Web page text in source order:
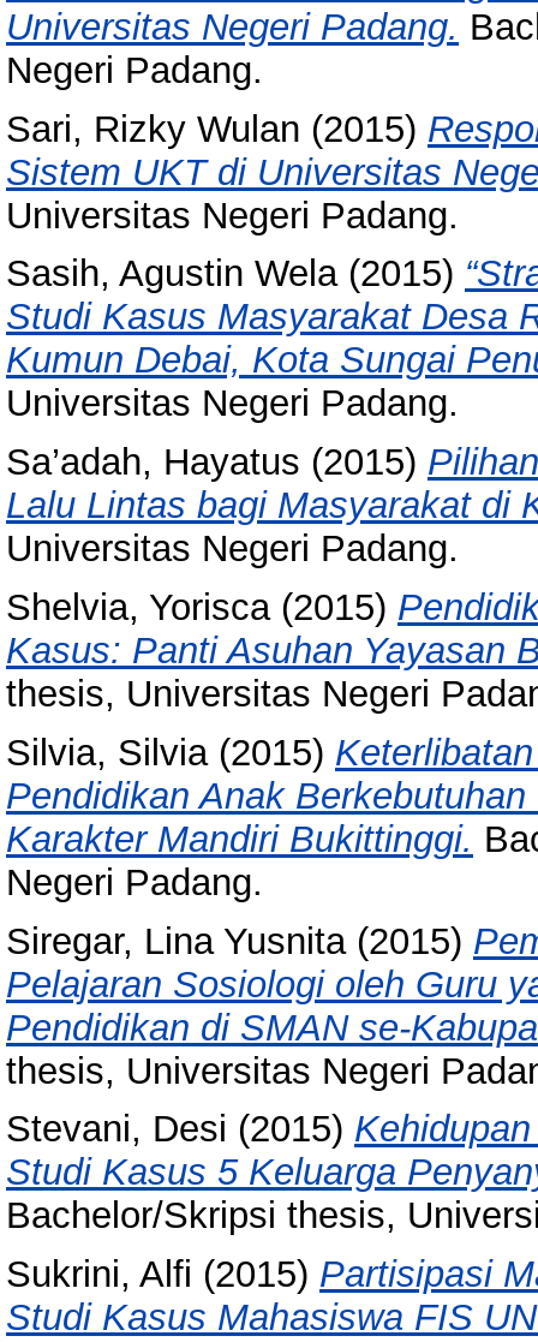
Universitas Negeri Padang.
Negeri Padang.
Sari, Rizky Wulan (2015)
Sistem UKT di Universitas
Universitas Negeri Padang.
Sasih, Agustin Wela(2015)
Studi Kasus Masyarakat Desa
Kumun Debai, Kota Sungai
Universitas Negeri Padang.
Sa’adah, Hayatus (2015)
Lalu Lintas bagi Masyarakat di
Universitas Negeri Padang.
Shelvia, Yorisca(2015)
Kasus: Panti Asuhan Yayasan
thesis, Universitas Negeri
Silvia, Silvia(2015)
Pendidikan Anak
Karakter Mandiri Bukittinggi.
Negeri Padang.
Siregar, Lina Yusnita(2015)
Pelajaran Sosiologi oleh Guru
Pendidikan di SMAN se-
thesis, Universitas Negeri
Stevani, Desi (2015)
Studi Kasus 5 Keluarga
Bachelor/Skripsi thesis,
Sukrini, Alfi (2015) Partisipasi
Studi Kasus Mahasiswa FIS